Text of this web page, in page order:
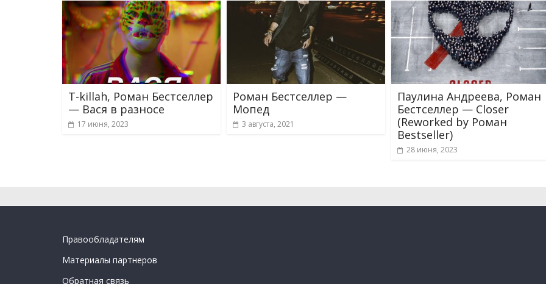
T-killah, Роман Бестселлер
— Вася в разносе
17 июня, 2023
Роман Бестселлер —
Мопед
3 августа, 2021
Паулина Андреева, Роман
Бестселлер — Closer
(Reworked by Роман
Bestseller)
28 июня, 2023
Правообладателям
Материалы партнеров
Обратная связь